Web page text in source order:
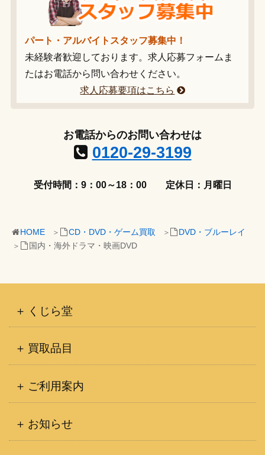
HOME CD・DVD・ゲーム買取
DVD・ブルーレイ
国内・海外ドラマ・映画DVD
パート・アルバイトスタッフ募集中！
未経験者歓迎しております。求人応募フォームま
たはお電話から問い合わせください。
求人応募要項はこちら
お電話からのお問い合わせは
0120-29-3199
受付時間：9：00～18：00 定休日：月曜日
くじら堂
買取品目
ご利用案内
お知らせ